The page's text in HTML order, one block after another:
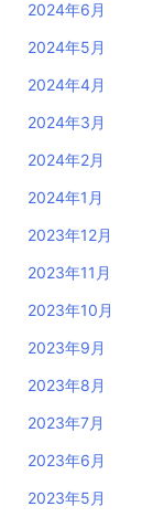
2024年6月
2024年5月
2024年4月
2024年3月
2024年2月
2024年1月
2023年12月
2023年11月
2023年10月
2023年9月
2023年8月
2023年7月
2023年6月
2023年5月